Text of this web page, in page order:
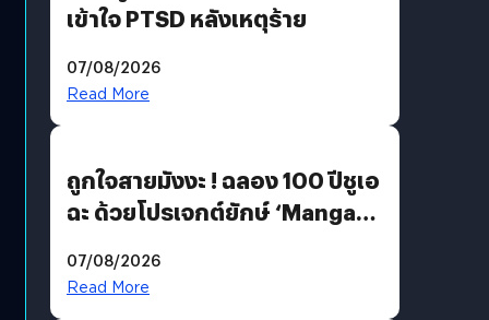
เข้าใจ PTSD หลังเหตุร้าย
07/08/2026
Read More
ถูกใจสายมังงะ ! ฉลอง 100 ปีชูเอ
ฉะ ด้วยโปรเจกต์ยักษ์ ‘Manga
มีภาษาไทยด้วย
07/08/2026
Read More